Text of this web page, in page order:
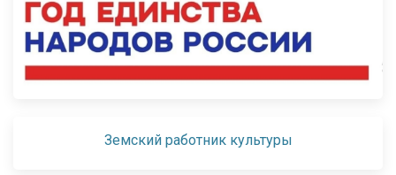
Земский работник культуры